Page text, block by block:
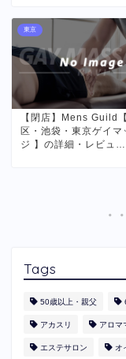
東京
【閉店】Mens Guild
区・池袋・東京ゲイマ
ジ 】の詳細・レビュ…
Tags
50歳以上・親父
アカスリ アロマ
エステサロン オ